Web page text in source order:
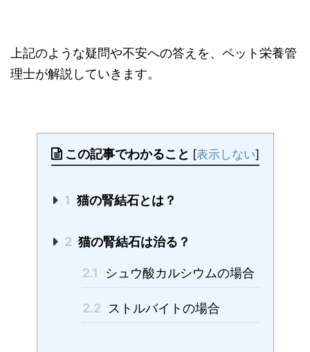
上記のような疑問や不安への答えを、ペット栄養管
理士が解説していきます。
この記事でわかること [表示しない]
1 猫の腎結石とは？
2 猫の腎結石は治る？
2.1 シュウ酸カルシウムの場合
2.2 ストルバイトの場合